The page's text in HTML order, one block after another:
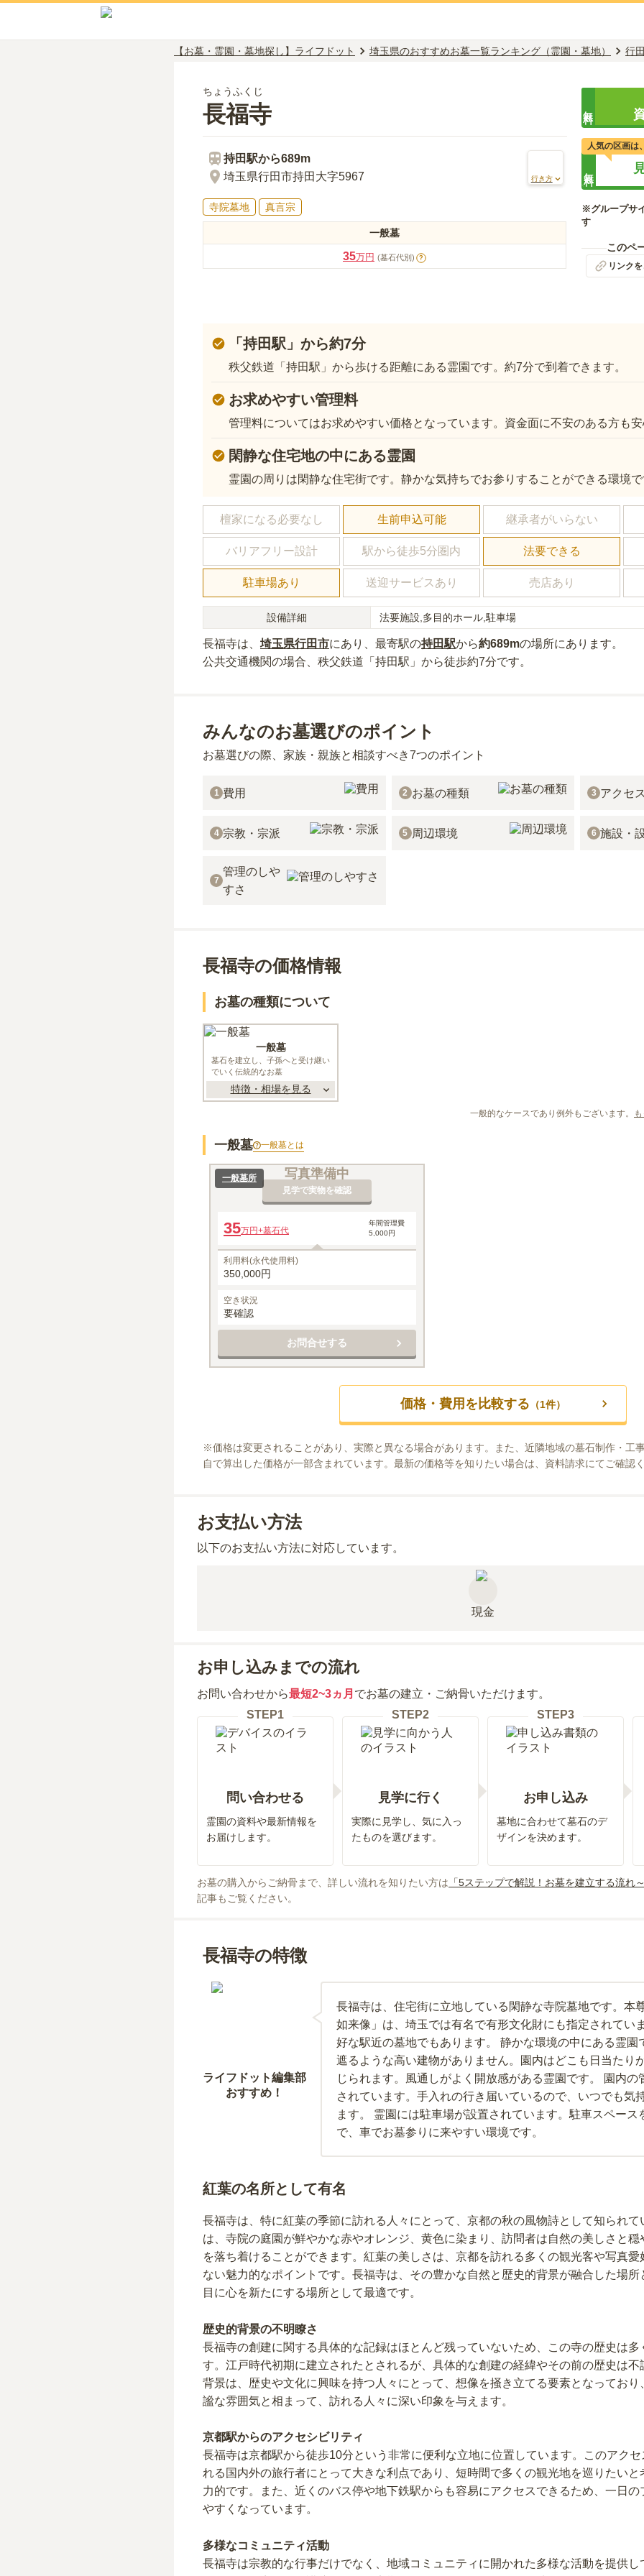
【お墓・霊園・墓地探し】ライフドット 埼玉県のおすすめお墓一覧ランキング（霊園・墓地） 行
ちょうふくじ
長福寺
持田駅から689m
埼玉県行田市持田大字5967
行き方
寺院墓地 真言宗
一般墓
35万円 (墓石代別) ?
人気の区画は
※グループサ
す
このペ
リンク
「持田駅」から約7分
秩父鉄道「持田駅」から歩ける距離にある霊園です。約7分で到着できます。
お求めやすい管理料
管理料についてはお求めやすい価格となっています。資金面に不安のある方も
閑静な住宅地の中にある霊園
霊園の周りは閑静な住宅街です。静かな気持ちでお参りすることができる環境
檀家になる必要なし 生前申込可能 継承者がいらない
バリアフリー設計 駅から徒歩5分圏内 法要できる
駐車場あり 送迎サービスあり 売店あり
設備詳細 法要施設,多目的ホール,駐車場
長福寺は、 埼玉県行田市にあり 、最寄駅の持田駅から約689mの場所にあり ます。
公共交通機関の場合 、秩父鉄道「持田駅」から徒歩約7分です。
みんなのお墓選びのポイント
お墓選びの際、家族・親族と相談すべき7つのポイント
1 費用 2 お墓の種類 3 アクセ
4 宗教・宗派 5 周辺環境 6 施設・
7
管理のしや
すさ
長福寺の価格情報
お墓の種類について
一般墓
墓石を建立し、子孫へと受け継い
でいく伝統的なお墓
特徴・相場を見る
一般的なケースであり例外もございます。
一般墓 一般墓とは
写真準備中
見学で実物を確認
一般墓所
35万円+墓石代
年間管理費
5,000円
利用料(永代使用料)
350,000円
空き状況
要確認
お問合せする
価格・費用を比較する （1件）
※価格は変更されることがあり、実際と異なる場合があります。また、近隣地域の墓石制作・工
自で算出した価格が一部含まれています。最新の価格等を知りたい場合は、資料請求にてご確認
お支払い方法
以下のお支払い方法に対応しています。
現金
お申し込みまでの流れ
お問い合わせから最短2~3ヵ月 でお墓の建立・ご納骨いただけます。
STEP1
問い合わせる
霊園の資料や最新情報を
お届けします。
STEP2
見学に行く
実際に見学し、気に入っ
たものを選びます。
STEP3
お申し込み
墓地に合わせて墓石のデ
ザインを決めます。
お墓の購入からご納骨まで、詳しい流れを知りたい方は 「5ステップで解説！お墓を建立する流れ
記事もご覧ください。
長福寺の特徴
ライフドット編集部
おすすめ！
長福寺は、住宅街に立地している閑静な寺院墓地です。本
如来像」は、埼玉では有名で有形文化財にも指定されてい
好な駅近の墓地でもあります。 静かな環境の中にある霊園
遮るような高い建物がありません。園内はどこも日当たり
じられます。風通しがよく開放感がある霊園です。 園内の
されています。手入れの行き届いているので、いつでも気
ます。 霊園には駐車場が設置されています。駐車スペース
で、車でお墓参りに来やすい環境です。
紅葉の名所として有名
長福寺は、特に紅葉の季節に訪れる人々にとって、京都の秋の風物詩として知られて
は、寺院の庭園が鮮やかな赤やオレンジ、黄色に染まり、訪問者は自然の美しさと
を落ち着けることができます。紅葉の美しさは、京都を訪れる多くの観光客や写真
ない魅力的なポイントです。長福寺は、その豊かな自然と歴史的背景が融合した場
目に心を新たにする場所として最適です。
歴史的背景の不明瞭さ
長福寺の創建に関する具体的な記録はほとんど残っていないため、この寺の歴史は
す。江戸時代初期に建立されたとされるが、具体的な創建の経緯やその前の歴史は
背景は、歴史や文化に興味を持つ人々にとって、想像を掻き立てる要素となってお
謐な雰囲気と相まって、訪れる人々に深い印象を与えます。
京都駅からのアクセシビリティ
長福寺は京都駅から徒歩10分という非常に便利な立地に位置しています。このアク
れる国内外の旅行者にとって大きな利点であり、短時間で多くの観光地を巡りたい
力的です。また、近くのバス停や地下鉄駅からも容易にアクセスできるため、一日
やすくなっています。
多様なコミュニティ活動
長福寺は宗教的な行事だけでなく、地域コミュニティに開かれた多様な活動を提供